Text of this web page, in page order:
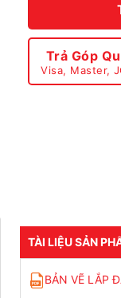
Trả Góp
Visa, Master,
TÀI LIỆU SẢN
BẢN VẼ LẮP